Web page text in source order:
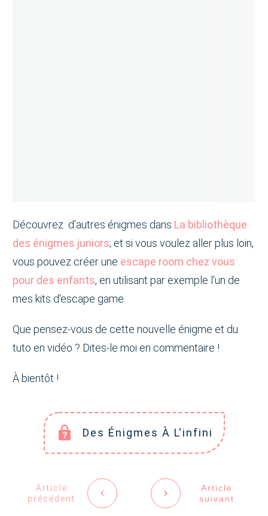
Découvrez d'autres énigmes dans La bibliothèque
des énigmes juniors; et si vous voulez aller plus loin,
vous pouvez créer une escape room chez vous
pour des enfants, en utilisant par exemple l'un de
mes kits d'escape game.
Que pensez-vous de cette nouvelle énigme et du
tuto en vidéo ? Dites-le moi en commentaire !
À bientôt !
Des Énigmes À L'infini
Article
précédent
Article
suivant